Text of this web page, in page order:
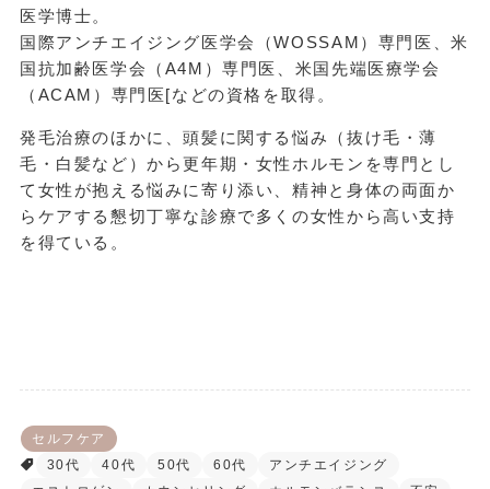
医学博士。
国際アンチエイジング医学会（WOSSAM）専門医、米
国抗加齢医学会（A4M）専門医、米国先端医療学会
（ACAM）専門医[などの資格を取得。
発毛治療のほかに、頭髪に関する悩み（抜け毛・薄
毛・白髪など）から更年期・女性ホルモンを専門とし
て女性が抱える悩みに寄り添い、精神と身体の両面か
らケアする懇切丁寧な診療で多くの女性から高い支持
を得ている。
セルフケア
30代
40代 50代 60代
アンチエイジング